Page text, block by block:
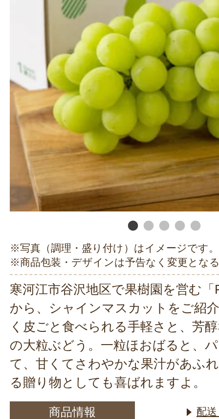
※写真（調理・盛り付け）はイメージです。
※商品包装・デザインは予告なく変更とな
寒河江市谷沢地区で果樹園を営む
から、シャインマスカットをご紹
く皮ごと食べられる手軽さと、芳
の大粒ぶどう。一粒ほおばると、
て、甘くてさわやかな果汁があふ
る贈り物としても喜ばれますよ。
商品情報 配